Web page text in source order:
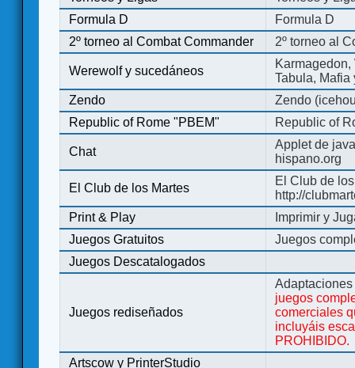
Formula D
Formula D
2º torneo al Combat Commander
2º torneo al
Werewolf y sucedáneos
Tabula, Mafia
Zendo
Zendo
Republic of Rome "PBEM"
Republic of
Chat
Applet de
hispano.org
El Club de los Martes
El Club de
http://
Print & Play
Imprimir y
Juegos Gratuitos
Juegos
Juegos Descatalogados
Juegos rediseñados
juegos
comerciales
incluyáis
PROHIBIDO.
Artscow y PrinterStudio